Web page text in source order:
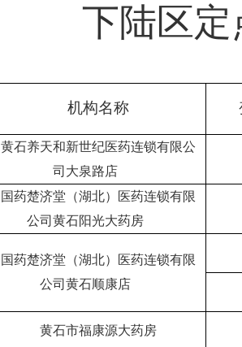
下陆区
机构名称
黄石养天和新世纪医药连锁有限公
司大泉路店
国药楚济堂（湖北）医药连锁有限
公司黄石阳光大药房
国药楚济堂（湖北）医药连锁有限
公司黄石顺康店
黄石市福康源大药房